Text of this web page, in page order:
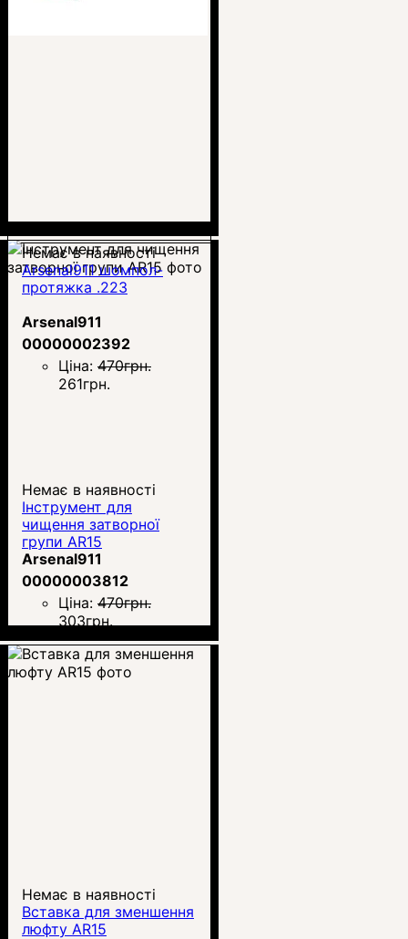
Немає в наявності
Arsenal911 шомпол-
протяжка .223
Arsenal911
00000002392
Ціна: 470грн.
261грн.
Немає в наявності
Інструмент для
чищення затворної
групи AR15
Arsenal911
00000003812
Ціна: 470грн.
303грн.
Немає в наявності
Вставка для зменшення
люфту AR15